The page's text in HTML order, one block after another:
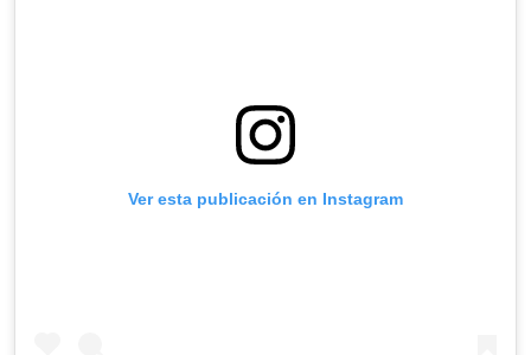
Ver esta publicación en Instagram